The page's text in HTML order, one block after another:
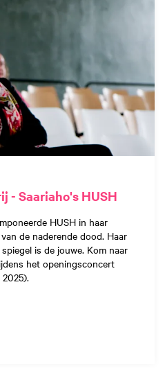
- Saariaho's HUSH
HUSH in haar
de naderende dood. Haar
is de jouwe. Kom naar
het openingsconcert